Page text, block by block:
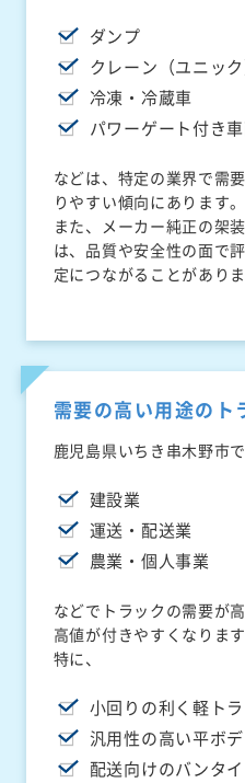
ダンプ
クレーン（ユニッ
冷凍・冷蔵車
パワーゲート付き
などは、特定の業界で需
りやすい傾向にあります。
また、メーカー純正の架
は、品質や安全性の面で
定につながることがありま
需要の高い用途のト
鹿児島県いちき串木野市で
建設業
運送・配送業
農業・個人事業
などでトラックの需要が
高値が付きやすくなります
特に、
小回りの利く軽ト
汎用性の高い平ボデ
配送向けのバンタ